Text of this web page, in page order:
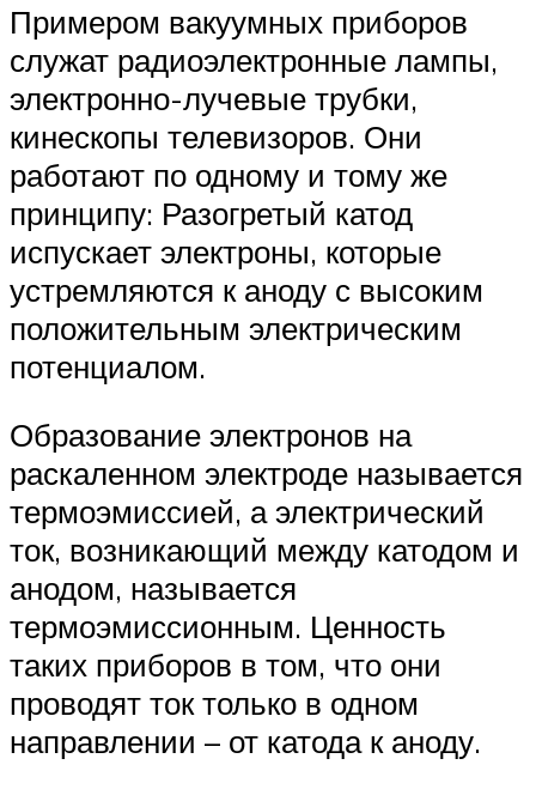
Примером вакуумных приборов
служат радиоэлектронные лампы,
электронно-лучевые трубки,
кинескопы телевизоров. Они
работают по одному и тому же
принципу: Разогретый катод
испускает электроны, которые
устремляются к аноду с высоким
положительным электрическим
потенциалом.
Образование электронов на
раскаленном электроде называется
термоэмиссией, а электрический
ток, возникающий между катодом и
анодом, называется
термоэмиссионным. Ценность
таких приборов в том, что они
проводят ток только в одном
направлении – от катода к аноду.